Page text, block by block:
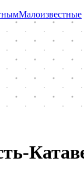
Малоизвестные